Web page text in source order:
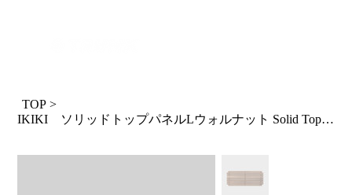
TOP >
IKIKI ソリッドトップパネルLウォルナット Solid Top Panel L Walnut